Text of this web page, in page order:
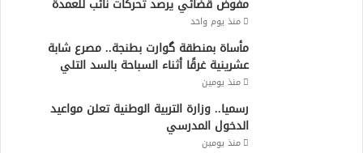
مفوض قضائي يرصد تحركات نائب للعمدة
منذ يوم واحد
مأساة بمنطقة گوارت بطنجة.. مصرع شابة
عشرينية غرقًا أثناء السباحة بالسد التلي
منذ يومين
رسميا.. وزارة التربية الوطنية تعلن مواعيد
الدخول المدرسي
منذ يومين